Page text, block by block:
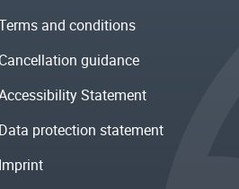
and conditions
Cancellation guidance
Statement
Data protection statement
Imprint